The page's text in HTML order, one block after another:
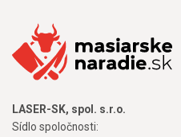
LASER-SK, spol. s.r.o.
Sídlo spoločnosti: